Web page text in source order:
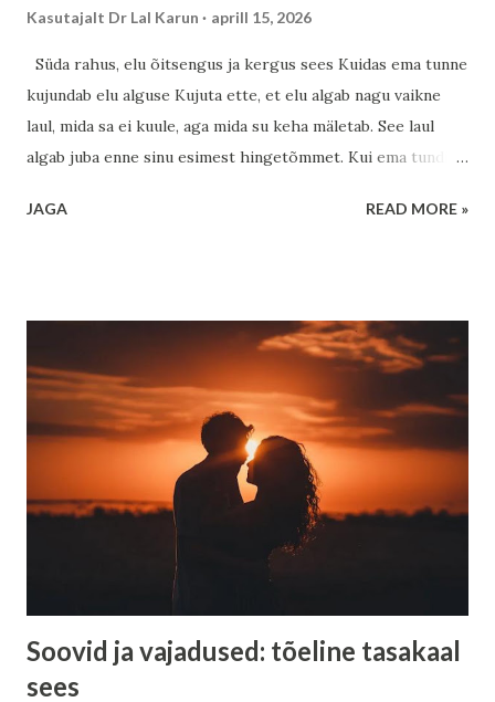
Kasutajalt Dr Lal Karun aprill 15, 2026
Süda rahus, elu õitsengus ja kergus sees Kuidas ema tunne
kujundab elu alguse Kujuta ette, et elu algab nagu vaikne
laul, mida sa ei kuule, aga mida su keha mäletab. See laul
algab juba enne sinu esimest hingetõmmet. Kui ema tundis
jäänud ainult tema südamesse – see voolas läbi tema keha ja
rahunes, tundis tänulikkust, siis see muutus sinu jaoks nagu
soe tekk külmal talveõhtul. Kui aga ema koges stressi,
hirmu või ebakindlust, siis kandus ka see edasi, nagu tuul,
mis vahel ukse vahelt sisse puhub. Aga siin tuleb esimene
hea uudis: see, kust me tuleme, ei pea määrama seda, kuhu
me läheme. Eesti rahu ja sisemine vaikus Eestlane on oma
loomult vaikne vaatleja. Metsad, rabad ja meri on õpetanud
sind kuulama vaikust. Ja selles vaikuses on peidus suur
JAGA READ MORE »
Soovid ja vajadused: tõeline tasakaal
sees